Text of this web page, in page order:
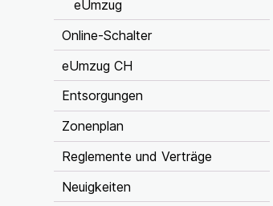
eUmzug
Online-Schalter
eUmzug CH
Entsorgungen
Zonenplan
Reglemente und Verträge
Neuigkeiten